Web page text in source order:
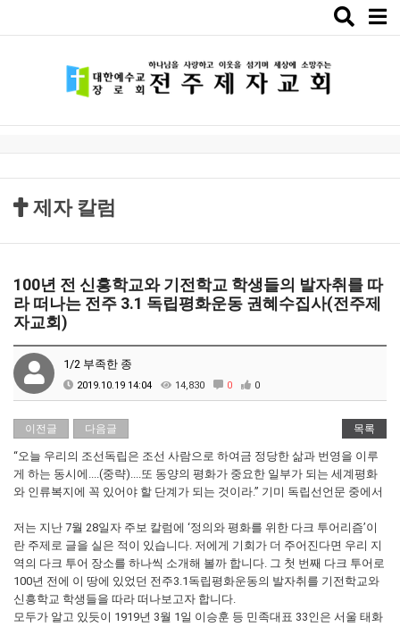
Toggle
제자 칼럼
100년 전 신흥학교와 기전학교 학생들의 발자취를 따
라 떠나는 전주 3.1 독립평화운동 권혜수집사(전주제
자교회)
1/2 부족한 종
2019.10.19 14:04 14,830 0 0
이전글 다음글 목록
“오늘 우리의 조선독립은 조선 사람으로 하여금 정당한 삶과 번영을 이루
게 하는 동시에....(중략)....또 동양의 평화가 중요한 일부가 되는 세계평화
와 인류복지에 꼭 있어야 할 단계가 되는 것이라.” 기미 독립선언문 중에서
저는 지난 7월 28일자 주보 칼럼에 ‘정의와 평화를 위한 다크 투어리즘’이
란 주제로 글을 실은 적이 있습니다. 저에게 기회가 더 주어진다면 우리 지
역의 다크 투어 장소를 하나씩 소개해 볼까 합니다. 그 첫 번째 다크 투어로
100년 전에 이 땅에 있었던 전주3.1독립평화운동의 발자취를 기전학교와
신흥학교 학생들을 따라 떠나보고자 합니다.
모두가 알고 있듯이 1919년 3월 1일 이승훈 등 민족대표 33인은 서울 태화